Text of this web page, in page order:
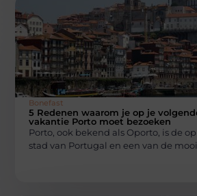
Bonefast
5 Redenen waarom je op je
vakantie Porto moet bezoeken
Porto, ook bekend als Oporto, is de
stad van Portugal en een van de